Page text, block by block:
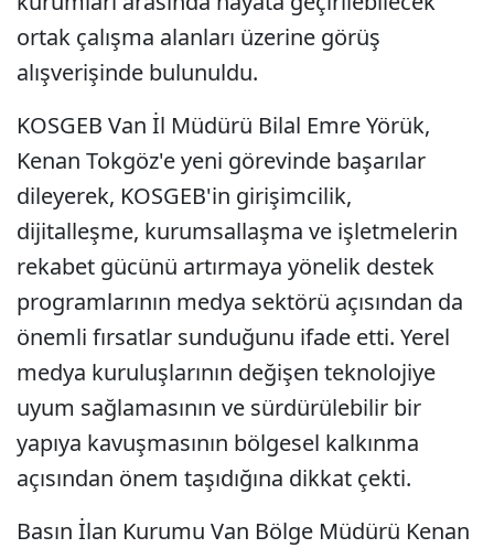
ortak çalışma alanları üzerine görüş
alışverişinde bulunuldu.
KOSGEB Van İl Müdürü Bilal Emre Yörük,
Kenan Tokgöz'e yeni görevinde başarılar
dileyerek, KOSGEB'in girişimcilik,
dijitalleşme, kurumsallaşma ve işletmelerin
rekabet gücünü artırmaya yönelik destek
programlarının medya sektörü açısından da
önemli fırsatlar sunduğunu ifade etti. Yerel
medya kuruluşlarının değişen teknolojiye
uyum sağlamasının ve sürdürülebilir bir
yapıya kavuşmasının bölgesel kalkınma
açısından önem taşıdığına dikkat çekti.
Basın İlan Kurumu Van Bölge Müdürü Kenan